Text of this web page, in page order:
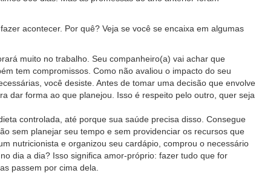
acontecer. Por quê? Veja se você se encaixa em algumas
muito no trabalho. Seu companheiro(a) vai achar que
tem compromissos. Como não avaliou o impacto do seu
você desiste. Antes de tomar uma decisão que envolve
dar forma ao que planejou. Isso é respeito pelo outro, quer seja
controlada, até porque sua saúde precisa disso. Consegue
sem planejar seu tempo e sem providenciar os recursos que
nutricionista e organizou seu cardápio, comprou o necessário
dia a dia? Isso significa amor-próprio: fazer tudo que for
passem por cima dela.